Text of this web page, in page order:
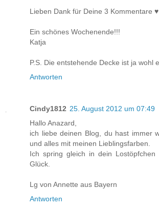
Lieben Dank für Deine 3 Kommentare ♥
Ein schönes Wochenende!!!
Katja
P.S. Die entstehende Decke ist ja wohl
Antworten
Cindy1812 25. August 2012 um 07:49
Hallo Anazard,
ich liebe deinen Blog, du hast immer
und alles mit meinen Lieblingsfarben.
Ich spring gleich in dein Lostöpfchen
Glück.
Lg von Annette aus Bayern
Antworten